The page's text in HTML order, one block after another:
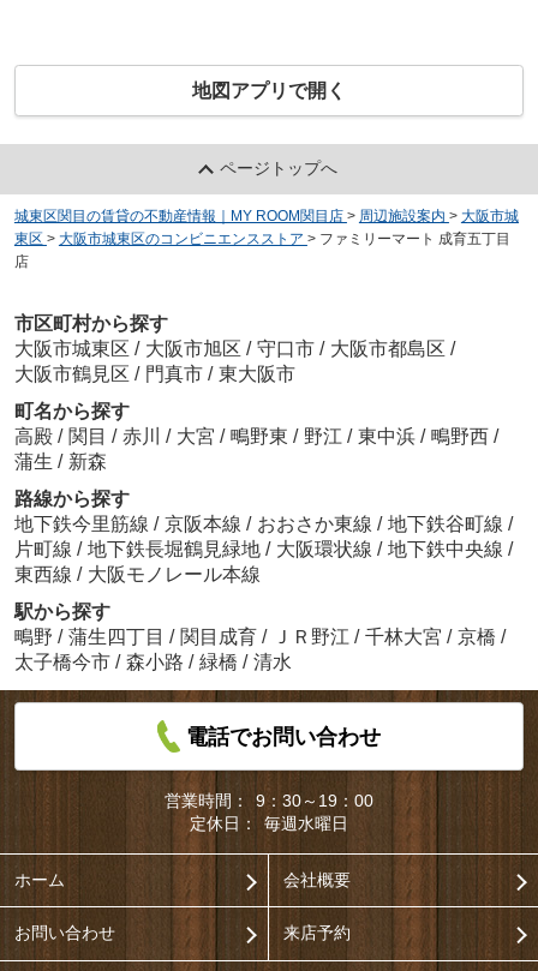
地図アプリで開く
ページトップへ
城東区関目の賃貸の不動産情報｜MY ROOM関目店 > 周辺施設案内 > 大阪市城
東区 > 大阪市城東区のコンビニエンスストア > ファミリーマート 成育五丁目
店
市区町村から探す
大阪市城東区 / 大阪市旭区 / 守口市 / 大阪市都島区 /
大阪市鶴見区 / 門真市 / 東大阪市
町名から探す
高殿 / 関目 / 赤川 / 大宮 / 鴫野東 / 野江 / 東中浜 / 鴫野西 /
蒲生 / 新森
路線から探す
地下鉄今里筋線 / 京阪本線 / おおさか東線 / 地下鉄谷町線 /
片町線 / 地下鉄長堀鶴見緑地 / 大阪環状線 / 地下鉄中央線 /
東西線 / 大阪モノレール本線
駅から探す
鴫野 / 蒲生四丁目 / 関目成育 / ＪＲ野江 / 千林大宮 / 京橋 /
太子橋今市 / 森小路 / 緑橋 / 清水
電話でお問い合わせ
営業時間：
9：30～19：00
定休日：
毎週水曜日
ホーム 会社概要
お問い合わせ 来店予約